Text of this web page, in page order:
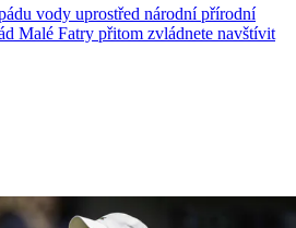
vody uprostřed národní přírodní
Malé Fatry přitom zvládnete navštívit